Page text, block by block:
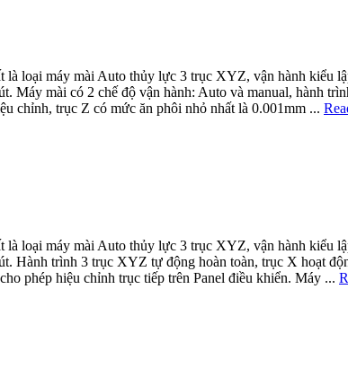
loại máy mài Auto thủy lực 3 trục XYZ, vận hành kiểu
Máy mài có 2 chế độ vận hành: Auto và manual, hành
chỉnh, trục Z có mức ăn phôi nhỏ nhất là 0.001mm ...
loại máy mài Auto thủy lực 3 trục XYZ, vận hành kiểu
Hành trình 3 trục XYZ tự động hoàn toàn, trục X hoạt
phép hiệu chỉnh trục tiếp trên Panel điều khiển. Máy ...